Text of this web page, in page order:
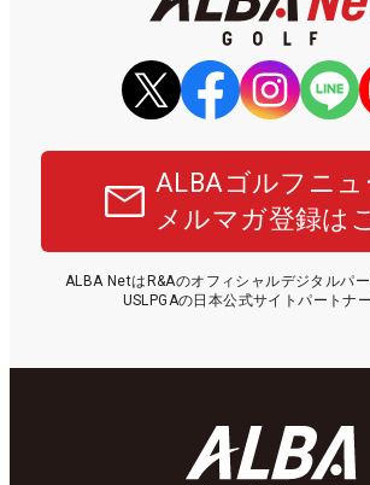
ALBAゴルフニュ
メルマガ登録は
ALBA NetはR&Aのオフィシャルデジタルパ
USLPGAの日本公式サイトパートナー